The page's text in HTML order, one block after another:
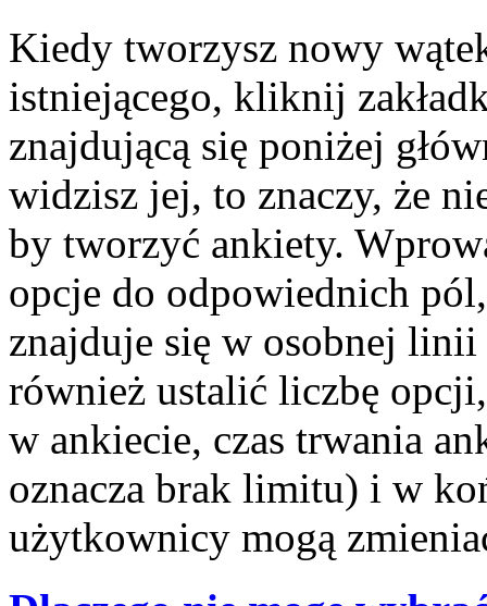
Kiedy tworzysz nowy
istniejącego, kliknij
znajdującą się poniżej
widzisz jej, to znaczy, że
by tworzyć ankiety.
opcje do odpowiednich
znajduje się w osobnej
również ustalić liczbę
w ankiecie, czas trwania
oznacza brak limitu) i w
użytkownicy mogą